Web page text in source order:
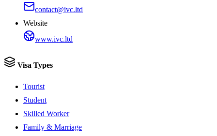
contact@ivc.ltd
Website
www.ivc.ltd
Visa Types
Tourist
Student
Skilled Worker
Family & Marriage